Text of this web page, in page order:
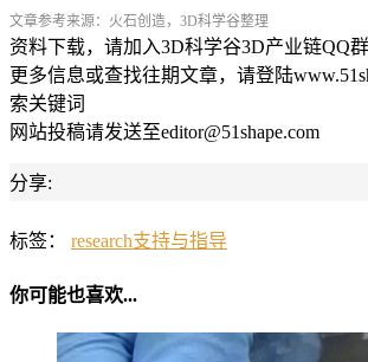
文章参考来源：火石创造，3D科学谷整理
资料下载，请加入3D科学谷3D产业链QQ
更多信息或查找往期文章，请登陆
索关键词
网站投稿请发送至editor@51shape.com
分享:
标签： research支持与指导
你可能也喜欢...